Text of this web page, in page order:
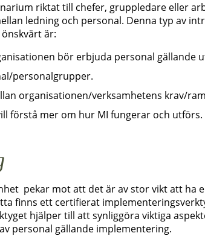
riktat till chefer, gruppledare eller
ledning och personal. Denna typ av
är:
bör erbjuda personal gällande
personalgrupper.
organisationen/verksamhetens krav/
förstå mer om hur MI fungerar och utförs.
pekar mot att det är av stor vikt att ha
finns ett certifierat
hjälper till att synliggöra viktiga
personal gällande implementering.